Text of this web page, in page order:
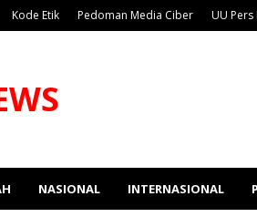
Kode Etik Pedoman Media Ciber UU Pers
NASIONAL INTERNASIONAL